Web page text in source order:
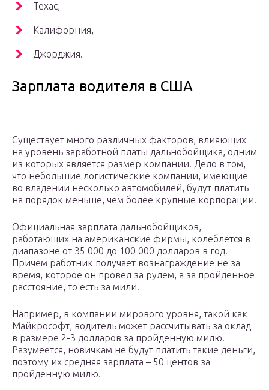
Техас,
Калифорния,
Джорджия.
Зарплата водителя в США
Существует много различных факторов, влияющих
на уровень заработной платы дальнобойщика, одним
из которых является размер компании. Дело в том,
что небольшие логистические компании, имеющие
во владении несколько автомобилей, будут платить
на порядок меньше, чем более крупные корпорации.
Официальная зарплата дальнобойщиков,
работающих на американские фирмы, колеблется в
диапазоне от 35 000 до 100 000 долларов в год.
Причем работник получает вознаграждение не за
время, которое он провел за рулем, а за пройденное
расстояние, то есть за мили.
Например, в компании мирового уровня, такой как
Майкрософт, водитель может рассчитывать за оклад
в размере 2-3 долларов за пройденную милю.
Разумеется, новичкам не будут платить такие деньги,
поэтому их средняя зарплата – 50 центов за
пройденную милю.